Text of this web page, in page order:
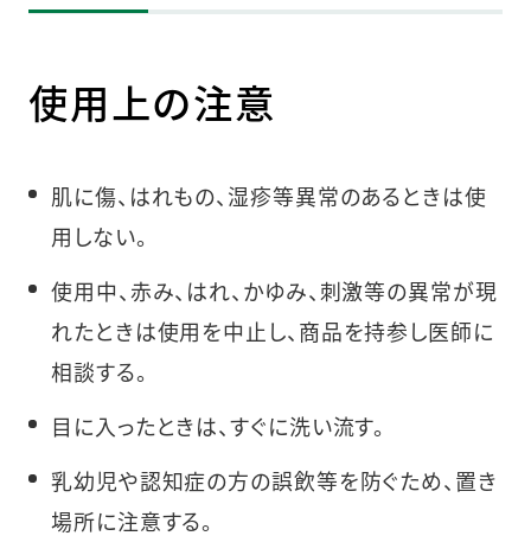
使用上の注意
肌に傷、はれもの、湿疹等異常のあるときは使
用しない。
使用中、赤み、はれ、かゆみ、刺激等の異常が現
れたときは使用を中止し、商品を持参し医師に
相談する。
目に入ったときは、すぐに洗い流す。
乳幼児や認知症の方の誤飲等を防ぐため、置き
場所に注意する。